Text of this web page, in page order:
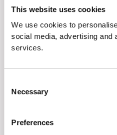
This website uses cookies
We use cookies to
social media, advertising and
services.
Selection
Necessary
Preferences